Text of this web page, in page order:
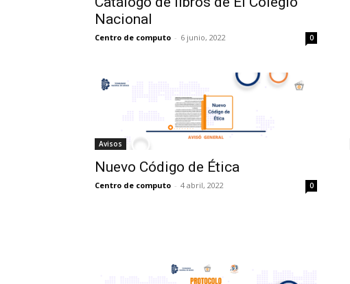
Nacional
Centro de computo - 6 junio, 2022 0
Avisos
Nuevo Código de Ética
Centro de computo - 4 abril, 2022 0